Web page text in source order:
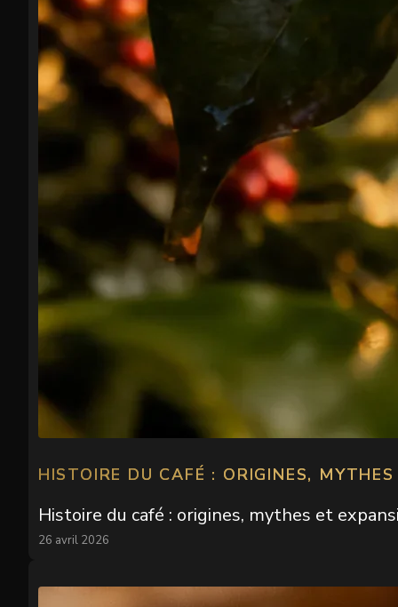
HISTOIRE DU CAFÉ : ORIGINES,
Histoire du café : origines, mythes et
26 avril 2026